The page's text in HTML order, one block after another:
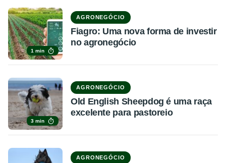
1 min
AGRONEGÓCIO
Fiagro: Uma nova forma de investir
no agronegócio
3 min
AGRONEGÓCIO
Old English Sheepdog é uma raça
excelente para pastoreio
AGRONEGÓCIO